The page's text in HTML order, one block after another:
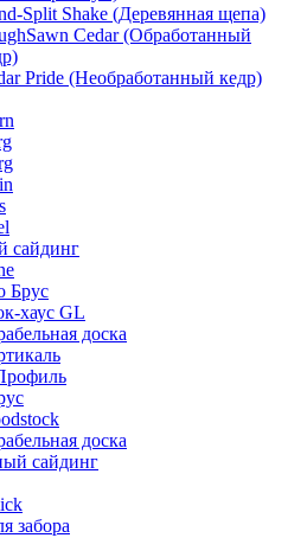
Split Shake (Деревянная щепа)
Cedar (Обработанный
Pride (Необработанный кедр)
сайдинг
Брус
хаус GL
доска
доска
сайдинг
забора